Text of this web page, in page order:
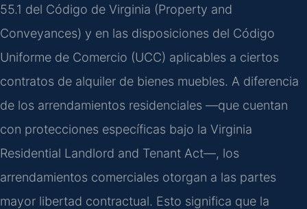
55.1 del Código de Virginia (Property and
Conveyances) y en las disposiciones del Código
Uniforme de Comercio (UCC) aplicables a ciertos
contratos de alquiler de bienes muebles. A diferencia
de los arrendamientos residenciales —que cuentan
con protecciones específicas bajo la Virginia
Residential Landlord and Tenant Act—, los
arrendamientos comerciales otorgan a las partes
mayor libertad contractual. Esto significa que la